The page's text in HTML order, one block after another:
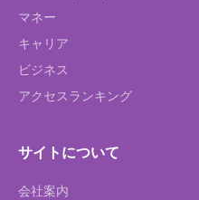
マネー
キャリア
ビジネス
アクセスランキング
サイトについて
会社案内